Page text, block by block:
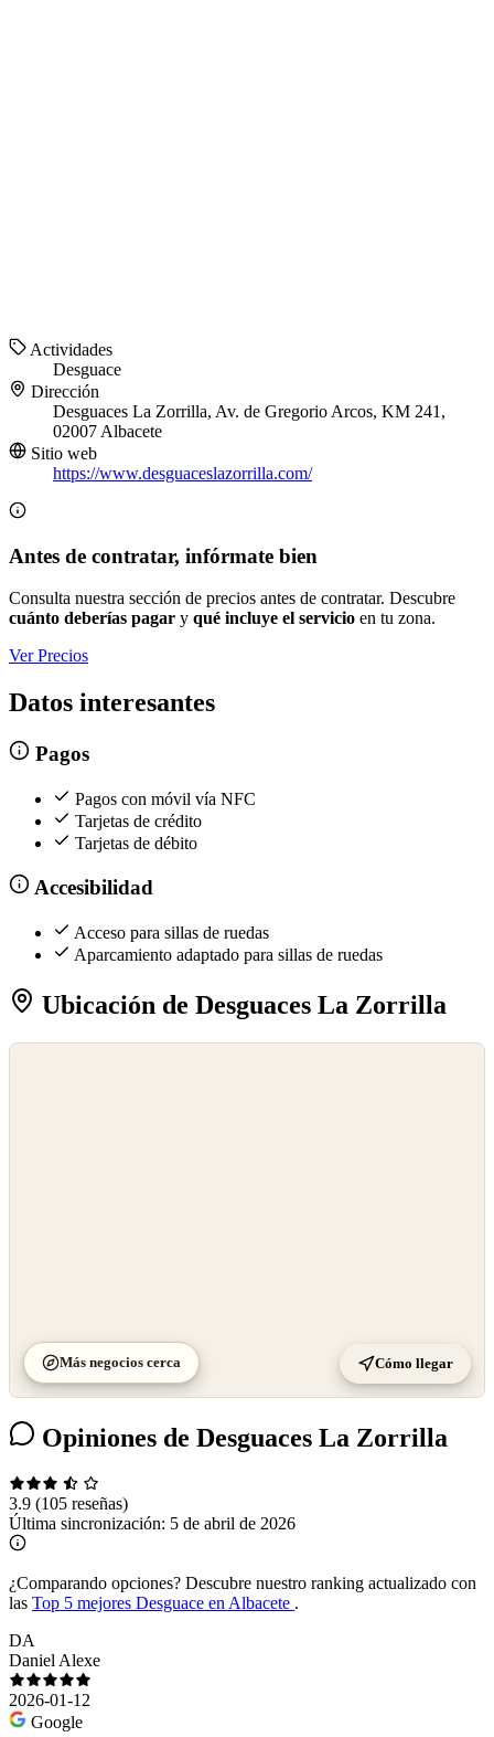
Actividades
Desguace
Dirección
Desguaces La Zorrilla, Av. de Gregorio Arcos, KM 241,
02007 Albacete
Sitio web
https://www.desguaceslazorrilla.com/
Antes de contratar, infórmate bien
Consulta nuestra sección de precios antes de contratar. Descubre
cuánto deberías pagar y qué incluye el servicio en tu zona.
Ver Precios
Datos interesantes
Pagos
Pagos con móvil vía NFC
Tarjetas de crédito
Tarjetas de débito
Accesibilidad
Acceso para sillas de ruedas
Aparcamiento adaptado para sillas de ruedas
Ubicación de Desguaces La Zorrilla
Más negocios cerca Cómo llegar
Opiniones de Desguaces La Zorrilla
3.9 (105 reseñas)
Última sincronización: 5 de abril de 2026
¿Comparando opciones? Descubre nuestro ranking actualizado con
las Top 5 mejores Desguace en Albacete .
DA
Daniel Alexe
2026-01-12
Google